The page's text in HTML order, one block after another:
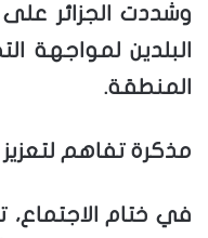
وشددت الجزائر
البلدين لمواجهة
المنطقة.
مذكرة تفاهم
في ختام